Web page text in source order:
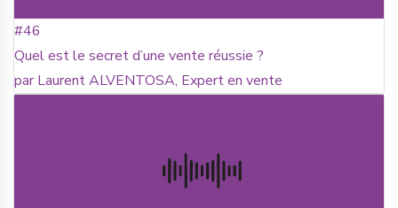
#46
Quel est le secret d’une vente réussie ?
par Laurent ALVENTOSA, Expert en vente